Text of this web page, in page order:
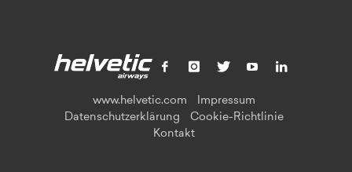
www.helvetic.com
Impressum
Datenschutzerklärung
Cookie-Richtlinie
Kontakt